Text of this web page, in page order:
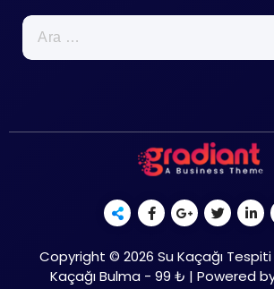
Arama:
Copyright © 2026 Su Kaçağı
Kaçağı Bulma - 99 ₺ | Powered